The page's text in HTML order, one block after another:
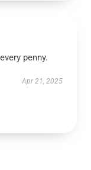
penny.
Apr 21, 2025